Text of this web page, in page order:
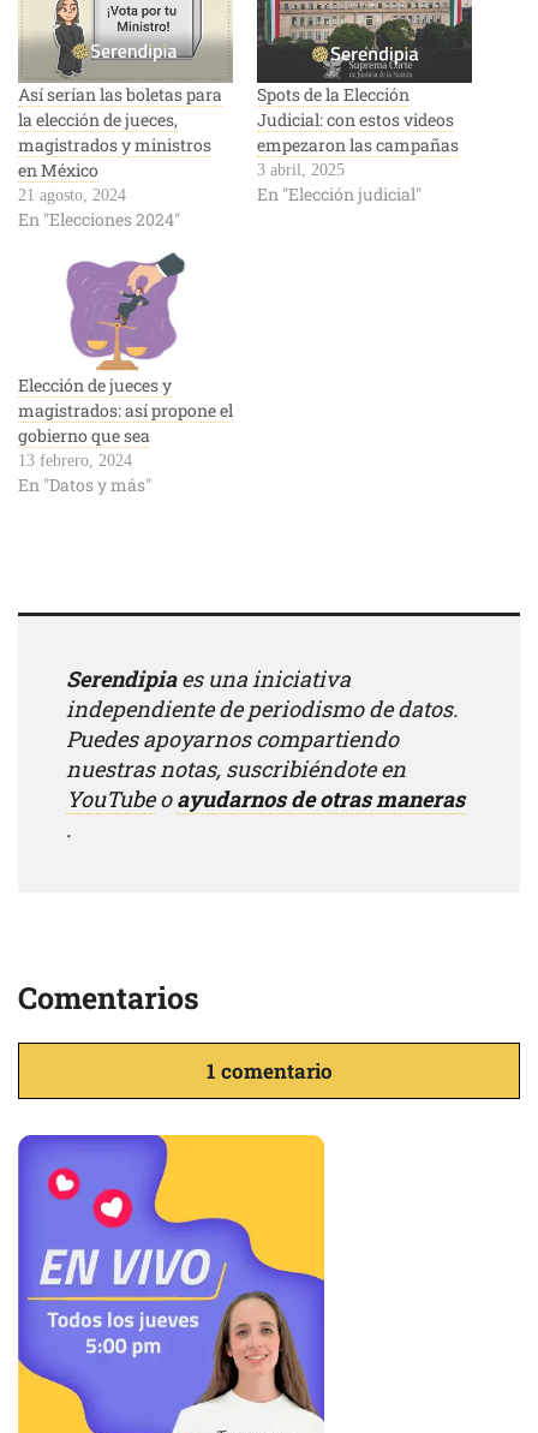
Así serían las boletas para
la elección de jueces,
magistrados y ministros
en México
21 agosto, 2024
En "Elecciones 2024"
Spots de la Elección
Judicial: con estos videos
empezaron las campañas
3 abril, 2025
En "Elección judicial"
Elección de jueces y
magistrados: así propone el
gobierno que sea
13 febrero, 2024
En "Datos y más"
Serendipiaes una iniciativa
independiente de periodismo de datos.
Puedes apoyarnos compartiendo
nuestras notas, suscribiéndote en
YouTubeoayudarnos de otras maneras
.
Comentarios
1 comentario